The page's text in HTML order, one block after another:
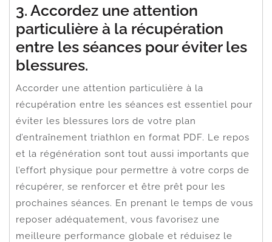
3. Accordez une attention
particulière à la récupération
entre les séances pour éviter les
blessures.
Accorder une attention particulière à la
récupération entre les séances est essentiel pour
éviter les blessures lors de votre plan
d’entraînement triathlon en format PDF. Le repos
et la régénération sont tout aussi importants que
l’effort physique pour permettre à votre corps de
récupérer, se renforcer et être prêt pour les
prochaines séances. En prenant le temps de vous
reposer adéquatement, vous favorisez une
meilleure performance globale et réduisez le